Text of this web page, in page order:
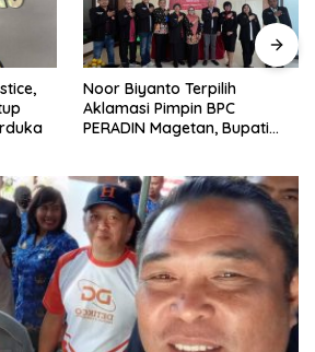
Noor Biyanto Terpilih
Aklamasi Pimpin BPC
PERADIN Magetan, Bupati